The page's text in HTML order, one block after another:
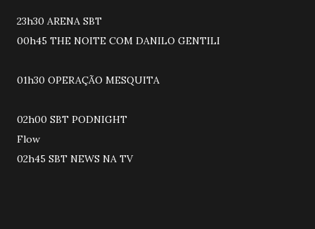
23h30 ARENA SBT
00h45 THE NOITE COM DANILO GENTILI
01h30 OPERAÇÃO MESQUITA
02h00 SBT PODNIGHT
Flow
02h45 SBT NEWS NA TV